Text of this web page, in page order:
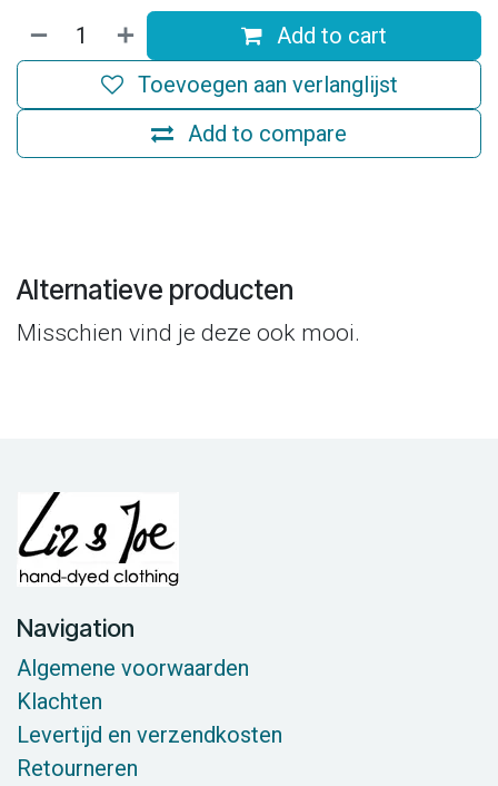
Add to cart
Add to compare
Toevoegen aan verlanglijst
Alternatieve producten
Misschien vind je deze ook mooi.
Navigation
Algemene voorwaarden
Klachten
Levertijd en verzendkosten
Retourneren